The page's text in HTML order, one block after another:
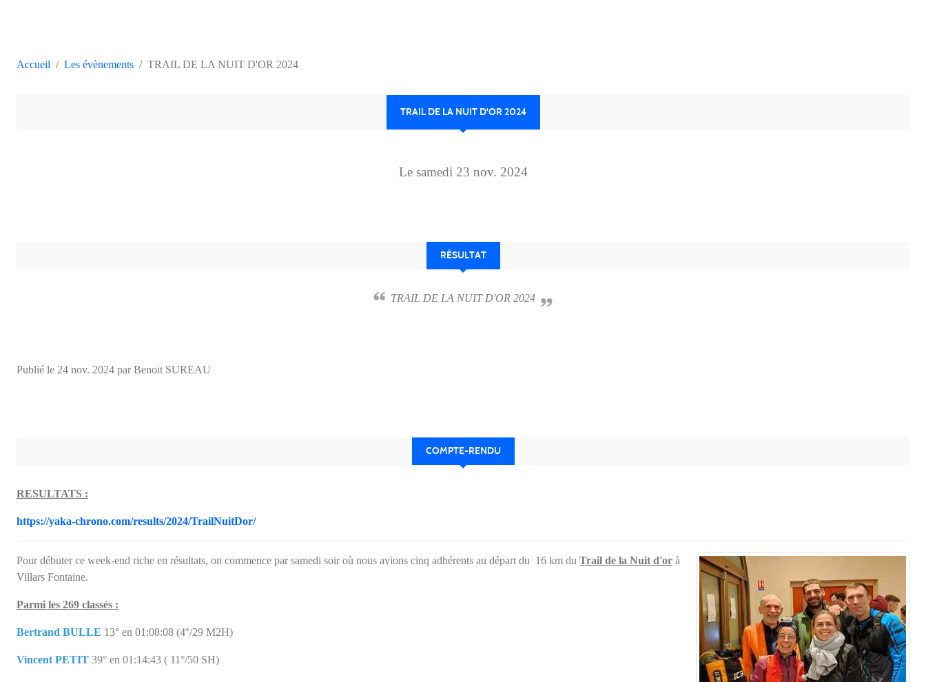
Accueil Les évènements TRAIL DE LA NUIT D'OR 2024
TRAIL DE LA NUIT D'OR 2024
Le samedi 23 nov. 2024
RÉSULTAT
TRAIL DE LA NUIT D'OR 2024
Publié le 24 nov. 2024 par Benoit SUREAU
COMPTE-RENDU
RESULTATS :
https://yaka-chrono.com/results/2024/TrailNuitDor/
Pour débuter ce week-end riche en résultats, on commence par samedi soir où nous avions cinq adhérents au départ du 16 km du Trail de la Nuit d'or à
Villars Fontaine.
Parmi les 269 classés :
Bertrand BULLE 13° en 01:08:08 (4°/29 M2H)
Vincent PETIT 39° en 01:14:43 ( 11°/50 SH)